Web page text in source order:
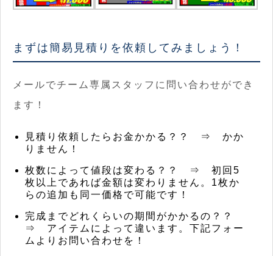
まずは簡易見積りを依頼してみましょう！
メールでチーム専属スタッフに問い合わせができ
ます！
見積り依頼したらお金かかる？？ ⇒ かか
りません！
枚数によって値段は変わる？？ ⇒ 初回5
枚以上であれば金額は変わりません。1枚か
らの追加も同一価格で可能です！
完成までどれくらいの期間がかかるの？？
⇒ アイテムによって違います。下記フォー
ムよりお問い合わせを！